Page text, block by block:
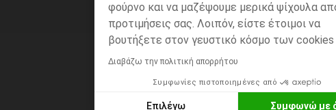
φούρνο και να μαζέψουμε μερικά ψίχουλα
προτιμήσεις σας. Λοιπόν, είστε έτοιμοι να
βουτήξετε στον γευστικό κόσμο των cookies
Διαβάζω την πολιτική απορρήτου
Συμφωνίες πιστοποιημένες από
Επιλέγω Συμφωνώ με
ΣΕ